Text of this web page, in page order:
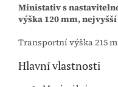
Ministativ s
výška 120 mm,
Transportní výška 215
Hlavní vlastnosti